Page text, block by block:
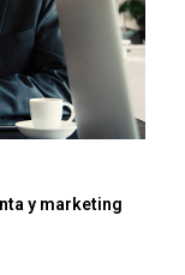
y marketing